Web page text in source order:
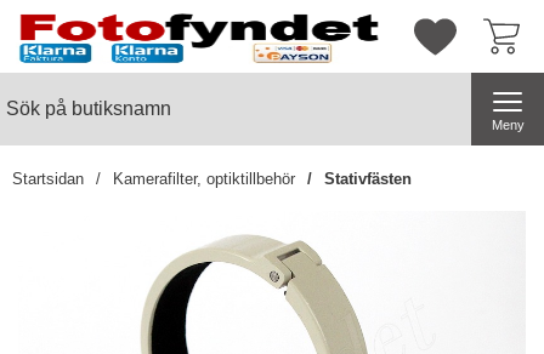
Startsidan för butiksnamn
Mina
Meny
Startsidan Kamerafilter, optiktillbehör Stativfästen